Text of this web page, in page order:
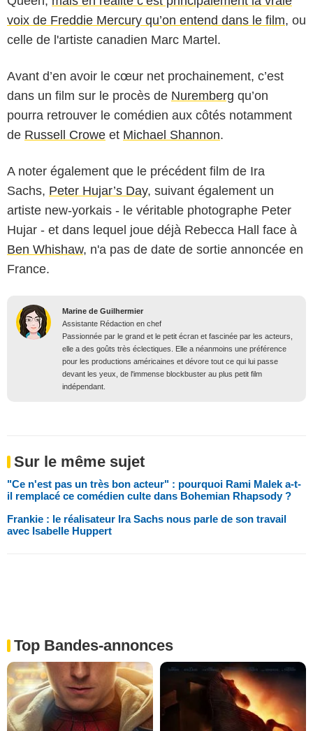
voix de Freddie Mercury qu’on entend dans le film, ou
celle de l'artiste canadien Marc Martel.
Avant d’en avoir le cœur net prochainement, c’est
dans un film sur le procès de Nuremberg qu’on
pourra retrouver le comédien aux côtés notamment
de Russell Crowe et Michael Shannon.
A noter également que le précédent film de Ira
Sachs, Peter Hujar’s Day, suivant également un
artiste new-yorkais - le véritable photographe Peter
Hujar - et dans lequel joue déjà Rebecca Hall face à
Ben Whishaw, n'a pas de date de sortie annoncée en
France.
Marine de Guilhermier
Assistante Rédaction en chef
Passionnée par le grand et le petit écran et fascinée par les acteurs,
elle a des goûts très éclectiques. Elle a néanmoins une préférence
pour les productions américaines et dévore tout ce qui lui passe
devant les yeux, de l'immense blockbuster au plus petit film
indépendant.
Sur le même sujet
"Ce n'est pas un très bon acteur" : pourquoi Rami Malek a-t-
il remplacé ce comédien culte dans Bohemian Rhapsody ?
Frankie : le réalisateur Ira Sachs nous parle de son travail
avec Isabelle Huppert
Top Bandes-annonces